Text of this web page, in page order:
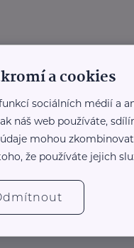
a cookies
sociálních médií a
náš web používáte,
mohou
že používáte jejich